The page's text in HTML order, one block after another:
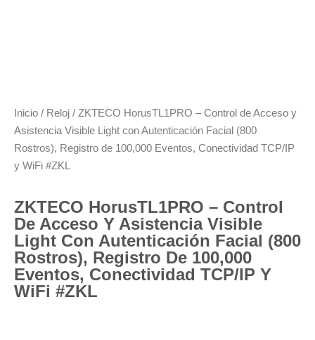
Inicio / Reloj / ZKTECO HorusTL1PRO – Control de Acceso y
Asistencia Visible Light con Autenticación Facial (800
Rostros), Registro de 100,000 Eventos, Conectividad TCP/IP
y WiFi #ZKL
ZKTECO HorusTL1PRO – Control
De Acceso Y Asistencia Visible
Light Con Autenticación Facial (800
Rostros), Registro De 100,000
Eventos, Conectividad TCP/IP Y
WiFi #ZKL